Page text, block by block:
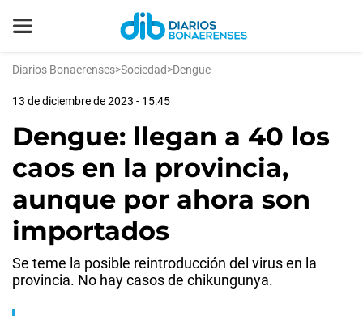
Diarios Bonaerenses>Sociedad>Dengue
13 de diciembre de 2023 - 15:45
Dengue: llegan a 40 los
caos en la provincia,
aunque por ahora son
importados
Se teme la posible reintroducción del virus en la
provincia. No hay casos de chikungunya.